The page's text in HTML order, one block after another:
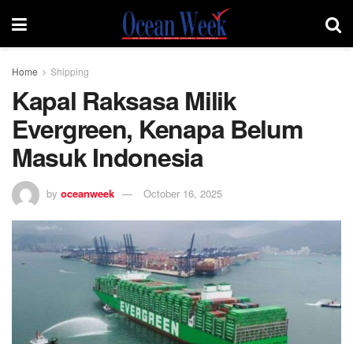
Home Shipping
Kapal Raksasa Milik
Evergreen, Kenapa Belum
Masuk Indonesia
by oceanweek October 16, 2025